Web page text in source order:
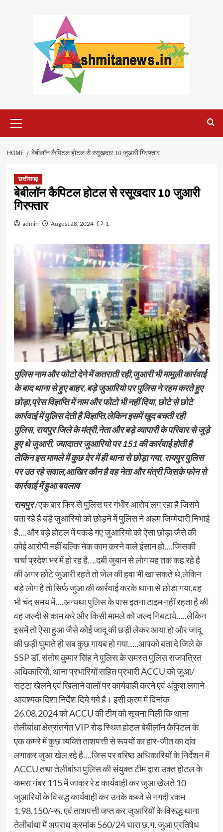
Menu
HOME बेबीलॉन कैपिटल होटल से रसूखदार 10 जुआरी गिरफ्तार
छत्तीसगढ़
बेबीलॉन कैपिटल होटल से रसूखदार 10 जुआरी
गिरफ्तार
admin August 28, 2024 1
पुलिस नाम और फोटो देने में कतराती रही,जुआरी भी मामूली कार्रवाई
के बाद थाना से हुए बाहर, बड़े जुआरियो पर पुलिस ने रहम करते हुए
छोड़ा,प्रेस विज्ञप्ति में नाम और फोटो भी नहीं दिया, छोटे से छोटे
कार्रवाई में पुलिस देती है विज्ञप्ति,लेकिन इसमें खुद बचती रही
पुलिस, रायपुर जिले के मंत्री,नेता और बड़े व्यापारी के परिवार से जुड़े
हुए थे जुआरी, ज्यादातर जुआरियो पर 151 की कार्रवाई होती है
लेकिन इस मामले में कुछ देर में ही थाना से छोड़ा गया, रायपुर पुलिस
पर उठ रहे सवाल,आखिर कौन है वह नेता और मंत्री जिसके फोन से
कार्रवाई में हुआ बदलाव
रायपुर/एक बार फिर से पुलिस पर गंभीर आरोप लग रहा है जिसमे
बता रहे है बड़े जुआरियो को छोड़ने में पुलिस ने अहम जिम्मेदारी निभाई
है….और बड़े होटल में पकडे गए जुआरियो को ऐसा छोड़ा जैसे की
कोई आरोपी नहीं बल्कि नेक काम करने वाले इंसान हो….जिसकी
चर्चा प्रदेश भर में हो रह है….दबी जुबान से लोग यह तक कह रहे है
की अगर छोटे जुआरी रहते तो जेल की हवा भी खा सकते थे,लेकिन
बड़े लोग है तो सिर्फ जुआ की कार्रवाई करके थाना से छोड़ा गया,वह
भी चंद समय में….अन्यथा पुलिस के पास इतना टाइम नहीं रहता है की
वह जल्दी से काम करे और किसी मामले को जल्द निबटाये…..लेकिन
इसमें तो ऐसा हुआ जैसे कोई जादू की छड़ी लेकर आया हो और जादू
की छड़ी घुमाते ही सब कुछ गायब हो गया…..आपको बता दे जिले के
SSP डॉ. संतोष कुमार सिंह ने पुलिस के समस्त पुलिस राजपत्रित
अधिकारियों, थाना प्रभारियों सहित प्रभारी ACCU को जुआ/
सट्टा खेलने एवं खिलाने वालों पर कार्यवाही करने एवं अंकुश लगाने
आवश्यक दिशा निर्देश दिये गये है। इसी क्रम में दिनांक
26.08.2024 को ACCU की टीम को सूचना मिली कि थाना
तेलीबांधा क्षेत्रांतर्गत VIP रोड स्थित होटल बेबीलॉन कैपिटल के
एक कमरे में कुछ व्यक्ति ताशपत्ती से रूपयों का हार-जीत का दांव
लगाकर जुआ खेल रहे है….जिस पर वरिष्ठ अधिकारियों के निर्देशन में
ACCU तथा तेलीबांधा पुलिस की संयुक्त टीम द्वारा उक्त होटल के
कमरा नंबर 115 में जाकर रेड कार्यवाही कर जुआ खेलते 10
जुआरियों के विरूद्ध कार्यवाही कर उनके कब्जे से नगदी रकम
1,98,150/-रू. एवं ताशपत्ती जप्त कर जुआरियों के विरूद्ध थाना
तेलीबांधा में अपराध क्रमांक 560/24 धारा छ.ग. जुआ प्रतिषेध